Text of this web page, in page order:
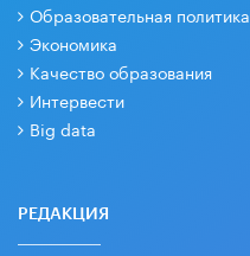
Образовательная политика
Экономика
Качество образования
Интервести
Big data
РЕДАКЦИЯ